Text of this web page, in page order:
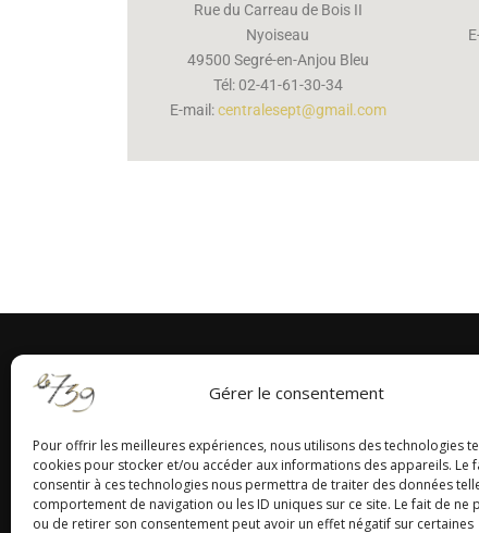
Gérer le consentement
Pour offrir les meilleures expériences, nous utilisons des technologies
cookies pour stocker et/ou accéder aux informations des appareils. Le
consentir à ces technologies nous permettra de traiter des données
comportement de navigation ou les ID uniques sur ce site. Le fait de ne
ou de retirer son consentement peut avoir un effet négatif sur certaines
Rue du Carreau de Bois II
Nyoiseau
49500 Segré-en-Anjou Bleu
Tél: 02-41-61-30-34
E-mail:centralesept@gmail.com